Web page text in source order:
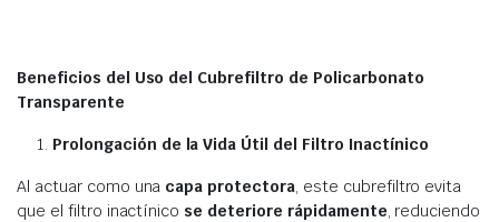
Beneficios del Uso del Cubrefiltro de Policarbonato
Transparente
Prolongación de la Vida Útil del Filtro Inactínico
Al actuar como una capa protectora, este cubrefiltro evita
que el filtro inactínico se deteriore rápidamente, reduciendo